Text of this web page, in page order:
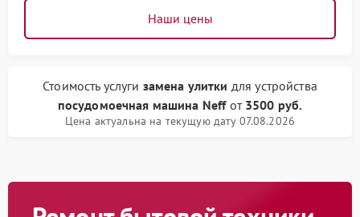
Наши цены
Стоимость услуги замена улитки для устройства
посудомоечная машина Neffот 3500 руб.
Цена актуальна на текущую дату 07.08.2026